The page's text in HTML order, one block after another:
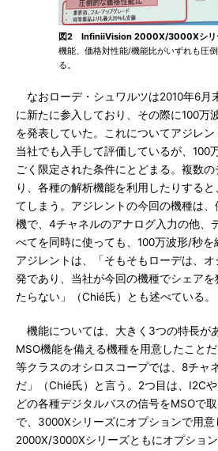
図2 InfiniiVision 2000X/3000Xシリ
機能、価格対性能/機能比がいずれも圧
る。
なおローデ・シュワルツは2010年6月
に新たに参入しており、その際に100万
を発表していた。これについてアジレ
当社でも入手して評価しているが、100
ごく限定された条件にとどまる。複数
り、各種の解析機能を利用したりする
てしまう。アジレントの今回の機種は
機で、4チャネルのアナログ入力の他、
べてを同時に使っても、100万波形/秒
アジレントは、「そもそもローデは、
発であり、当社が今回の機種でシェア
たらない」（Chié氏）とも述べている。
機能については、大きく3つの特長が
MSO機能を備える機種を用意したこと
等クラスのオシロスコープでは、8チャ
だ」（Chié氏）と言う。2つ目は、I2C
どの各種デジタルバスの信号をMSOで
で、3000Xシリーズにオプションで用意
2000X/3000Xシリーズともにオプショ